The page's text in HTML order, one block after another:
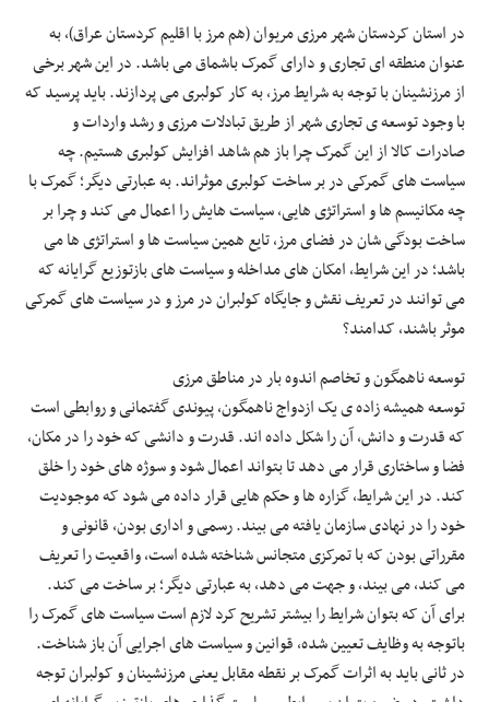
در استان کردستان شهر مرزی مریوان (هم مرز با اقلیم کردستان عراق)، به
عنوان منطقه ای تجاری و دارای گمرک باشماق می باشد. در این شهر برخی
از مرزنشینان با توجه به شرایط مرز، به کار کولبری می پردازند. باید پرسید که
با وجود توسعه ی تجاری شهر از طریق تبادلات مرزی و رشد واردات و
صادرات کالا از این گمرک چرا باز هم شاهد افزایش کولبری هستیم. چه
سیاست های گمرکی در بر ساخت کولبری موثراند. به عبارتی دیگر؛ گمرک با
چه مکانیسم ها و استراتژی هایی، سیاست هایش را اعمال می کند و چرا بر
ساخت بودگی شان در فضای مرز، تایع همین سیاست ها و استراتژی ها می
باشد؛ در این شرایط، امکان های مداخله و سیاست های بازتوزیع گرایانه که
می توانند در تعریف نقش و جایگاه کولبران در مرز و در سیاست های گمرکی
موثر باشند، کدامند؟
توسعه ناهمگون و تخاصم اندوه بار در مناطق مرزی
توسعه همیشه زاده ی یک ازدواج ناهمگون، پیوندی گفتمانی و روابطی است
که قدرت و دانش، آن را شکل داده اند. قدرت و دانشی که خود را در مکان،
فضا و ساختاری قرار می دهد تا بتواند اعمال شود و سوژه های خود را خلق
کند. در این شرایط، گزاره ها و حکم هایی قرار داده می شود که موجودیت
خود را در نهادی سازمان یافته می بیند. رسمی و اداری بودن، قانونی و
مقرراتی بودن که با تمرکزی متجانس شناخته شده است، واقعیت را تعریف
می کند، می بیند، و جهت می دهد، به عبارتی دیگر؛ بر ساخت می کند.
برای آن که بتوان شرایط را بیشتر تشریح کرد لازم است سیاست های گمرک را
باتوجه به وظایف تعیین شده، قوانین و سیاست های اجرایی آن باز شناخت.
در ثانی باید به اثرات گمرک بر نقطه مقابل یعنی مرزنشینان و کولبران توجه